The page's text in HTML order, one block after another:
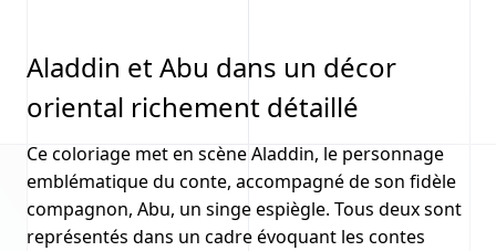
Aladdin et Abu dans un décor
oriental richement détaillé
Ce coloriage met en scène Aladdin, le personnage
emblématique du conte, accompagné de son fidèle
compagnon, Abu, un singe espiègle. Tous deux sont
représentés dans un cadre évoquant les contes